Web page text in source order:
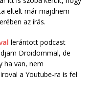
eltelt már majdnem
az írás.
lerántott podcast
Droidommal, de
ha van, nem
a Youtube-ra is fel